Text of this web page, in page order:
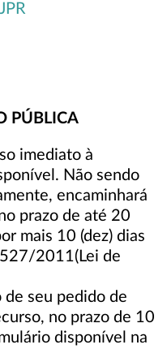
PÚBLICA
imediato à
Não sendo
encaminhará
prazo de até 20
mais 10 (dez) dias
2011(Lei de
de seu pedido de
no prazo de 10
disponível na